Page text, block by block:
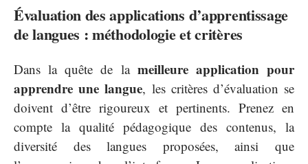
Évaluation des applications d’apprentissage
de langues : méthodologie et critères
Dans la quête de la meilleure application pour
apprendre une langue, les critères d’évaluation se
doivent d’être rigoureux et pertinents. Prenez en
compte la qualité pédagogique des contenus, la
diversité des langues proposées, ainsi que